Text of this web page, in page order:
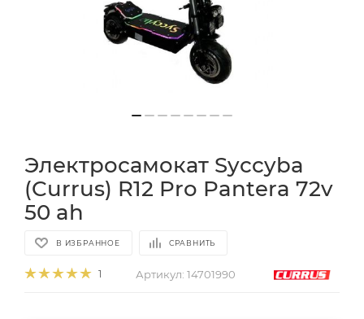
Электросамокат Syccyba
(Currus) R12 Pro Pantera 72v
50 ah
В ИЗБРАННОЕ СРАВНИТЬ
1 Артикул: 14701990